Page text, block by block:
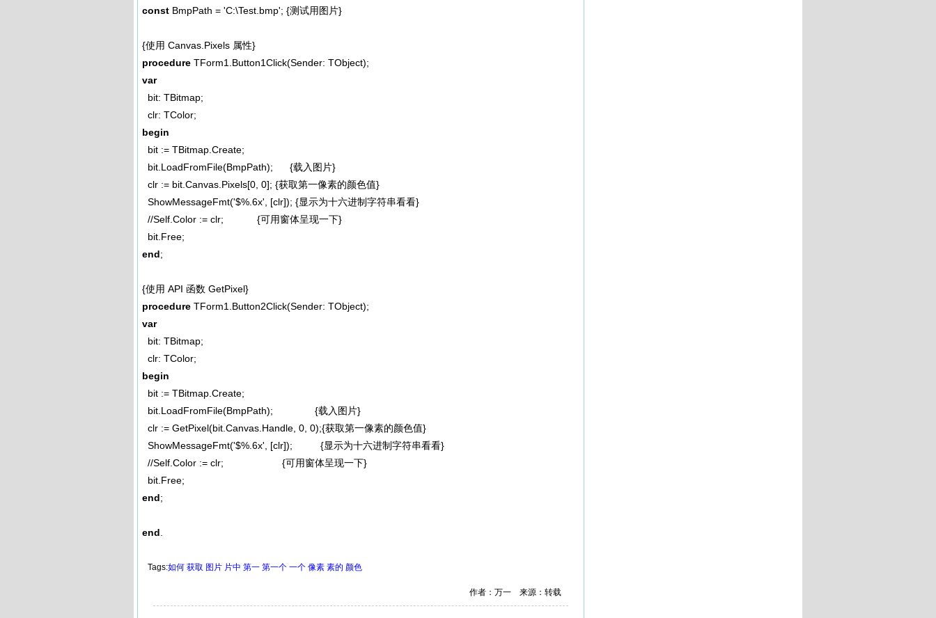
const BmpPath = 'C:\Test.bmp'; {测试用图片}
{使用 Canvas.Pixels 属性}
procedure TForm1.Button1Click(Sender: TObject);
var
bit: TBitmap;
clr: TColor;
begin
bit := TBitmap.Create;
bit.LoadFromFile(BmpPath); {载入图片}
clr := bit.Canvas.Pixels[0 , 0]; {获取第一像素的颜色值}
ShowMessageFmt('$%.6x' , [clr]); {显示为十六进制字符串看看}
//Self.Color := clr; {可用窗体呈现一下}
bit.Free;
end;
{使用 API 函数 GetPixel}
procedure TForm1.Button2Click(Sender: TObject);
var
bit: TBitmap;
clr: TColor;
begin
bit := TBitmap.Create;
bit.LoadFromFile(BmpPath); {载入图片}
clr := GetPixel(bit.Canvas.Handle, 0 , 0);{获取第一像素的颜色值}
ShowMessageFmt('$%.6x' , [clr]); {显示为十六进制字符串看看}
//Self.Color := clr; {可用窗体呈现一下}
bit.Free;
end;
end
Tags:如何 获取 图片 片中 第一 第一个 一个 像素 素的 颜色
作者：万一 来源：转载